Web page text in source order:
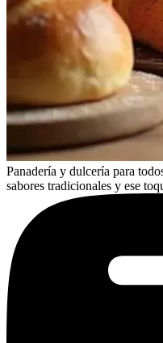
Panadería y dulcería para
sabores tradicionales y ese